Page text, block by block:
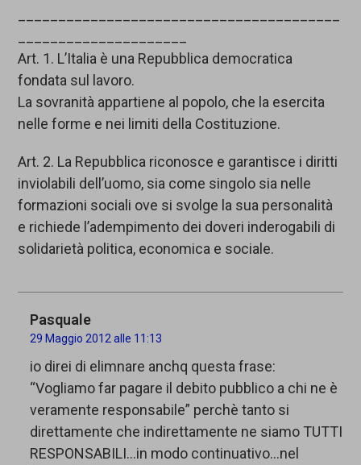
Art. 1. L’Italia è una Repubblica democratica
fondata sul lavoro.
La sovranità appartiene al popolo, che la esercita
nelle forme e nei limiti della Costituzione.
Art. 2. La Repubblica riconosce e garantisce i diritti
inviolabili dell’uomo, sia come singolo sia nelle
formazioni sociali ove si svolge la sua personalità
e richiede l’adempimento dei doveri inderogabili di
solidarietà politica, economica e sociale.
Pasquale
29 Maggio 2012 alle 11:13
io direi di elimnare anchq questa frase:
“Vogliamo far pagare il debito pubblico a chi ne è
veramente responsabile” perchè tanto si
direttamente che indirettamente ne siamo TUTTI
RESPONSABILI…in modo continuativo…nel